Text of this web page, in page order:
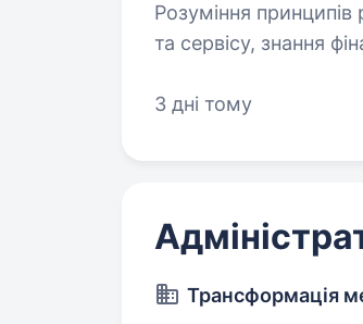
Розуміння принципів роботи
та сервісу, знання фінансової дисципліни та роботи каси Умови роботи:
3 дні тому
Трансформація